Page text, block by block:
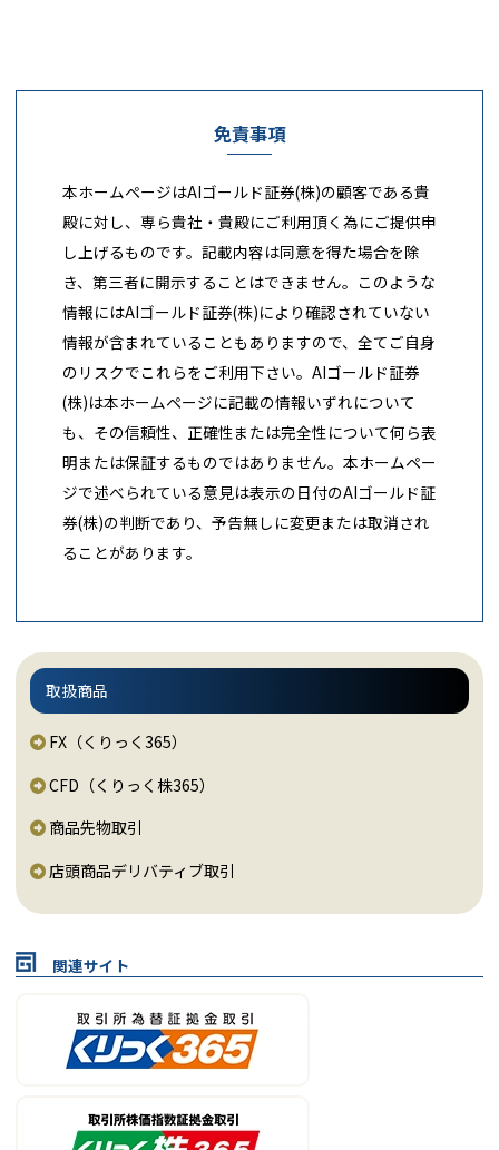
免責事項
本ホームページはAIゴールド証券(株)の顧客である貴
殿に対し、専ら貴社・貴殿にご利用頂く為にご提供申
し上げるものです。記載内容は同意を得た場合を除
き、第三者に開示することはできません。このような
情報にはAIゴールド証券(株)により確認されていない
情報が含まれていることもありますので、全てご自身
のリスクでこれらをご利用下さい。AIゴールド証券
(株)は本ホームページに記載の情報いずれについて
も、その信頼性、正確性または完全性について何ら表
明または保証するものではありません。本ホームペー
ジで述べられている意見は表示の日付のAIゴールド証
券(株)の判断であり、予告無しに変更または取消され
ることがあります。
取扱商品
FX（くりっく365）
CFD（くりっく株365）
商品先物取引
店頭商品デリバティブ取引
関連サイト